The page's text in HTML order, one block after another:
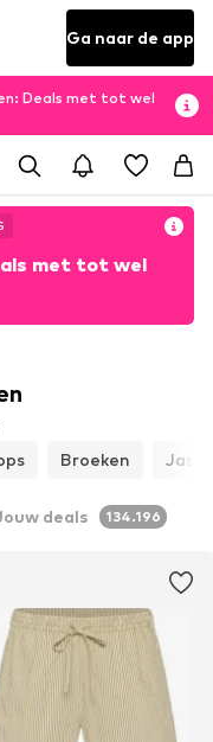
Ga naar de app
Deals met tot wel
met tot wel
Broeken
deals 134.196